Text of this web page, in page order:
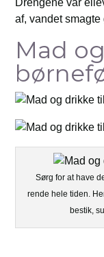
Drengene var
af, vandet
Mad
Sørg for at have
rende hele tiden.
bestik,